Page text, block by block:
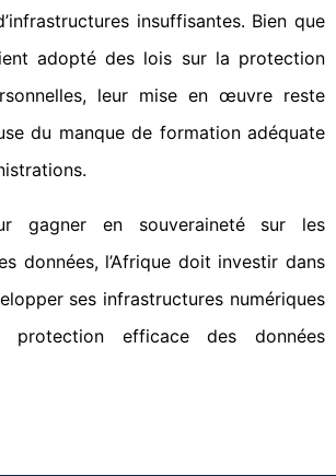
insuffisantes. Bien que
adopté des lois sur la protection
leur mise en œuvre reste
du manque de formation adéquate
gagner en souveraineté sur les
données, l’Afrique doit investir dans
ses infrastructures numériques
efficace des données